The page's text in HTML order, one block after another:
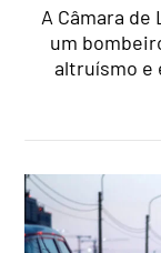
A Câmara
um
altruísmo e